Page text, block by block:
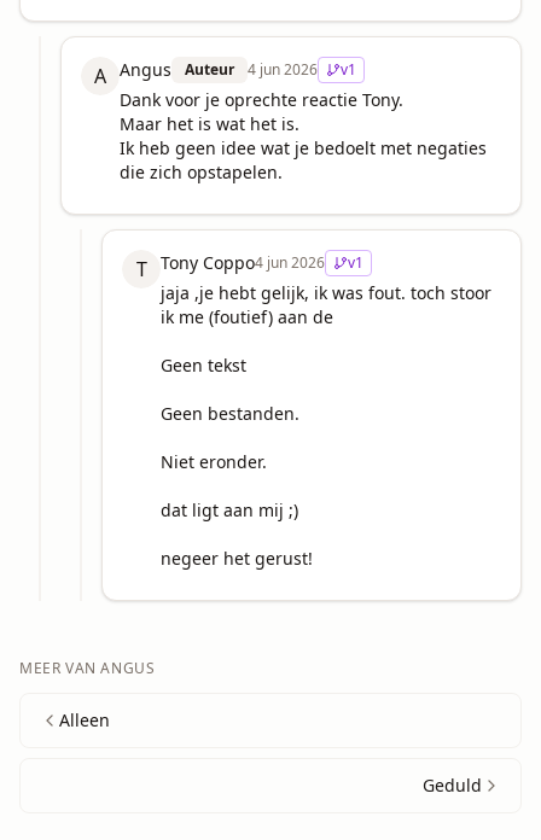
A Angus Auteur 4 jun 2026 v1
Dank voor je oprechte reactie Tony.
Maar het is wat het is.
Ik heb geen idee wat je bedoelt met negaties
die zich opstapelen.
T Tony Coppo4 jun 2026 v1
jaja ,je hebt gelijk, ik was fout. toch stoor
ik me (foutief) aan de
Geen tekst
Geen bestanden.
Niet eronder.
dat ligt aan mij ;)
negeer het gerust!
MEER VANANGUS
Alleen
Geduld